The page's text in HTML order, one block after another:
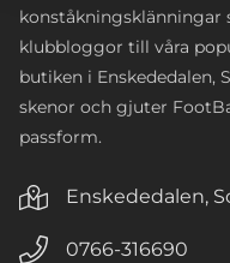
konståkningsklänningar
klubbloggor till våra
butiken i Enskededalen,
skenor och gjuter
passform.
Enskededalen,
0766-316690